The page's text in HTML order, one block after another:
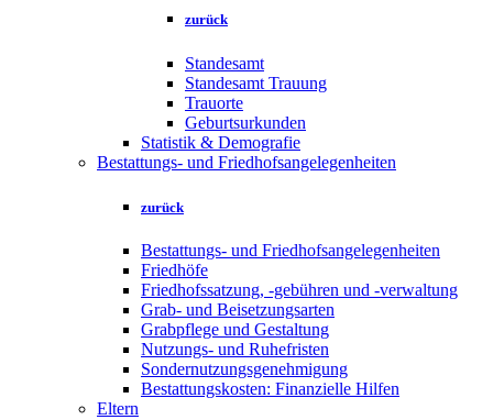
zurück
Standesamt
Standesamt Trauung
Trauorte
Geburtsurkunden
Statistik & Demografie
Bestattungs- und Friedhofsangelegenheiten
zurück
Bestattungs- und Friedhofsangelegenheiten
Friedhöfe
Friedhofssatzung, -gebühren und -verwaltung
Grab- und Beisetzungsarten
Grabpflege und Gestaltung
Nutzungs- und Ruhefristen
Sondernutzungsgenehmigung
Bestattungskosten: Finanzielle Hilfen
Eltern